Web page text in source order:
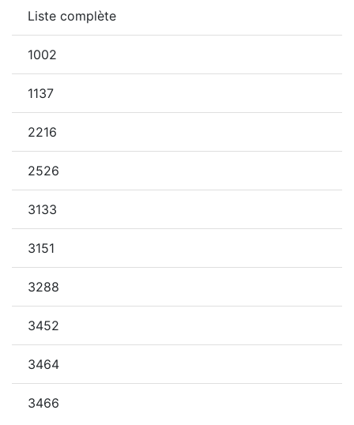
Liste complète
1002
1137
2216
2526
3133
3151
3288
3452
3464
3466